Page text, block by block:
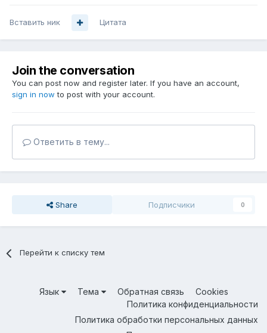
Вставить ник Цитата
Join the conversation
You can post now and register later. If you have an account,
sign in now to post with your account.
Ответить в тему...
Share Подписчики 0
Перейти к списку тем
Язык Тема Обратная связь
Cookies
Политика конфиденциальности
Политика обработки персональных данных